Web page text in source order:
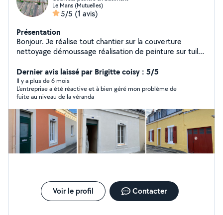
Le Mans (Mutuelles)
5/5 (1 avis)
Présentation
Bonjour. Je réalise tout chantier sur la couverture
nettoyage démoussage réalisation de peinture sur tuile
et noir, nettoyage de vos dallage
Dernier avis laissé par Brigitte coisy : 5/5
Il y a plus de 6 mois
L’entreprise a été réactive et à bien géré mon problème de
fuite au niveau de la véranda
Voir le profil Contacter